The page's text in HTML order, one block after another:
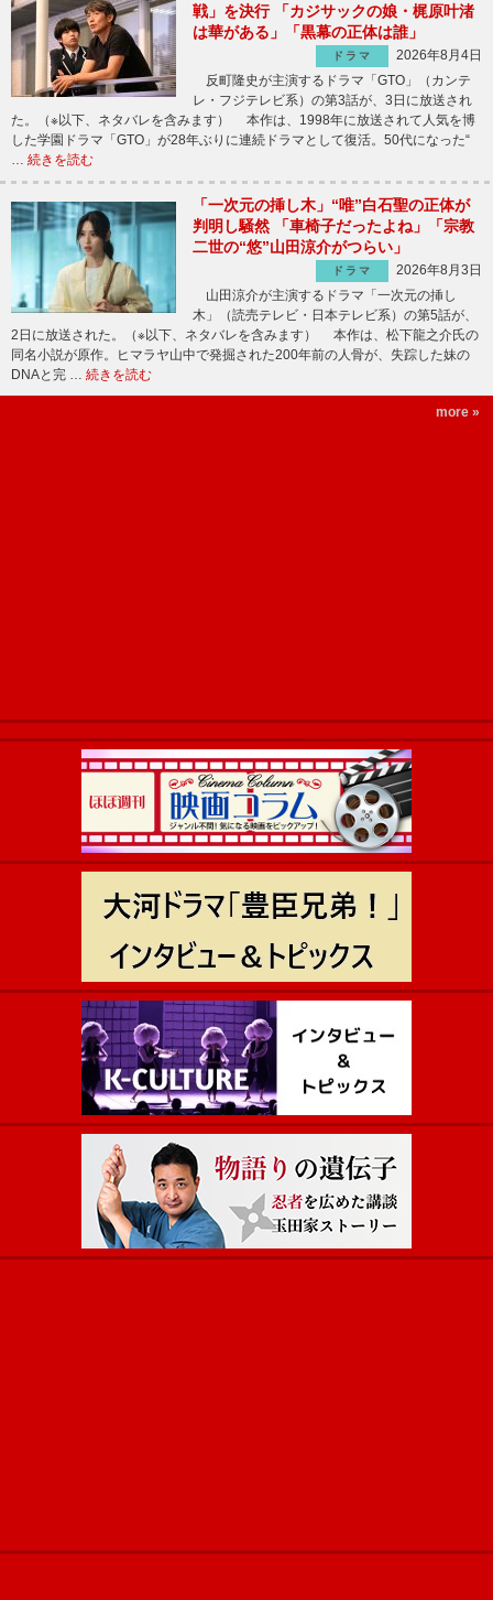
戦」を決行 「カジサックの娘・梶原叶渚
は華がある」「黒幕の正体は誰」
ドラマ
2026年8月4日
反町隆史が主演するドラマ「GTO」（カンテ
レ・フジテレビ系）の第3話が、3日に放送され
た。（※以下、ネタバレを含みます） 本作は、1998年に放送されて人気を博
した学園ドラマ「GTO」が28年ぶりに連続ドラマとして復活。50代になった“
… 続きを読む
「一次元の挿し木」“唯”白石聖の正体が
判明し騒然 「車椅子だったよね」「宗教
二世の“悠”山田涼介がつらい」
ドラマ
2026年8月3日
山田涼介が主演するドラマ「一次元の挿し
木」（読売テレビ・日本テレビ系）の第5話が、
2日に放送された。（※以下、ネタバレを含みます） 本作は、松下龍之介氏の
同名小説が原作。ヒマラヤ山中で発掘された200年前の人骨が、失踪した妹の
DNAと完 … 続きを読む
more »